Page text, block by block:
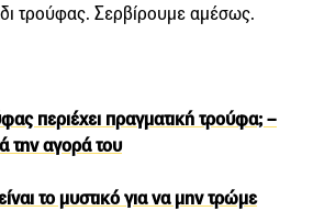
τρούφας. Σερβίρουμε αμέσως.
περιέχει πραγματική τρούφα; –
την αγορά του
το μυστικό για να μην τρώμε